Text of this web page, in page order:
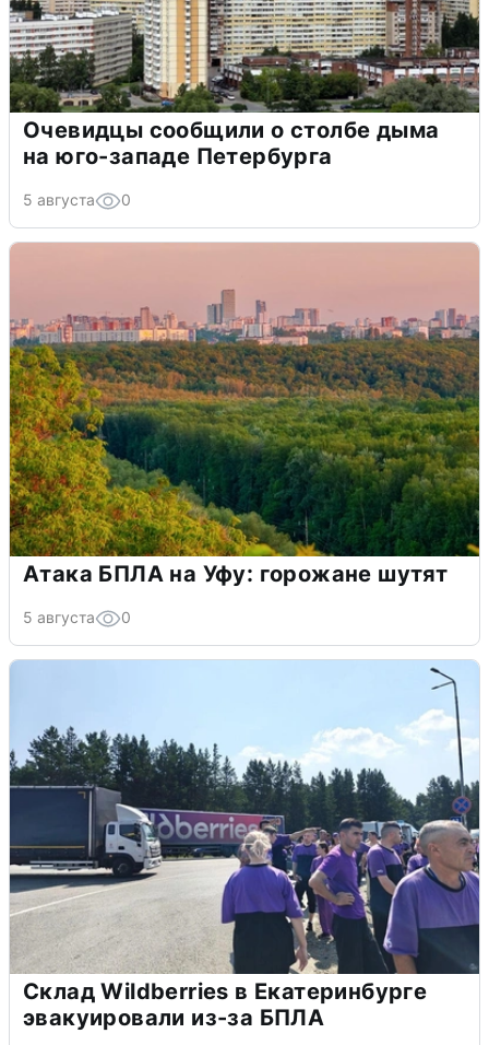
Очевидцы сообщили о столбе дыма
на юго-западе Петербурга
5 августа 0
Атака БПЛА на Уфу: горожане шутят
5 августа 0
Склад Wildberries в Екатеринбурге
эвакуировали из-за БПЛА